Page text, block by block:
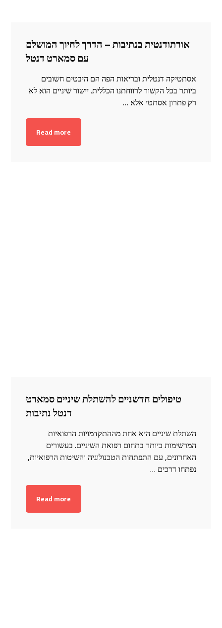
אורתודנטית בנתיבות – הדרך לחיוך המושלם
עם סמארט דנטל
אסתטיקה דנטלית ובריאות הפה הם היבטים חשובים
ביותר בכל הקשור לרווחתנו הכללית. יישור שיניים הוא לא
רק פתרון אסתטי אלא …
Read more
טיפולים חדשניים להשתלת שיניים סמארט
דנטל נתיבות
השתלת שיניים היא אחת מההתקדמויות הרפואיות
המרשימות ביותר בתחום רפואת השיניים. בעשורים
האחרונים, עם התפתחות הטכנולוגיה והשיטות הרפואיות,
נפתחו דרכים …
Read more